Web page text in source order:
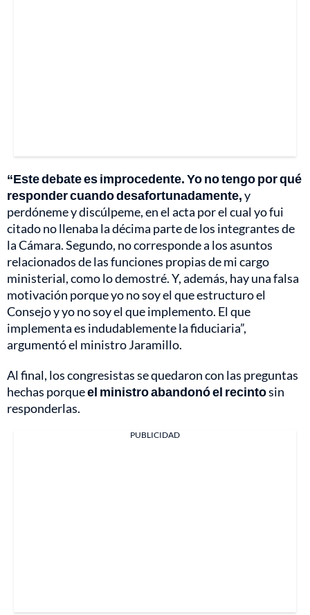
“Este debate es improcedente. Yo no tengo por qué
responder cuando desafortunadamente,y
perdóneme y discúlpeme, en el acta por el cual yo fui
citado no llenaba la décima parte de los integrantes de
la Cámara. Segundo, no corresponde a los asuntos
relacionados de las funciones propias de mi cargo
ministerial, como lo demostré. Y, además, hay una falsa
motivación porque yo no soy el que estructuro el
Consejo y yo no soy el que implemento. El que
implementa es indudablemente la fiduciaria”,
argumentó el ministro Jaramillo.
Al final, los congresistas se quedaron con las preguntas
hechas porqueel ministro abandonó el recintosin
responderlas.
PUBLICIDAD